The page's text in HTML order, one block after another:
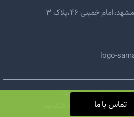
خمینی ۴۶،پلاک ۳
برایپاراتکمحفوظ است.
شرکتدیجی تک
تماس با ما